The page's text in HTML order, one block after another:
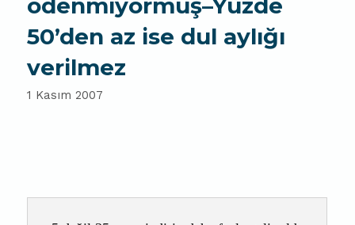
ödenmiyormuş–Yüzde
50’den az ise dul aylığı
verilmez
1 Kasım 2007